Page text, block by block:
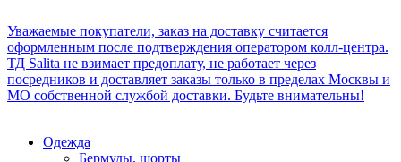
Уважаемые покупатели, заказ на доставку считается
оформленным после подтверждения оператором колл-центра.
ТД Salita не взимает предоплату, не работает через
посредников и доставляет заказы только в пределах Москвы и
МО собственной службой доставки. Будьте внимательны!
Одежда
Бермуды, шорты